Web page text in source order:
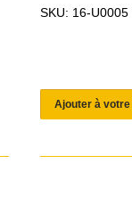
SKU: 16-U0005
Ajouter à votre